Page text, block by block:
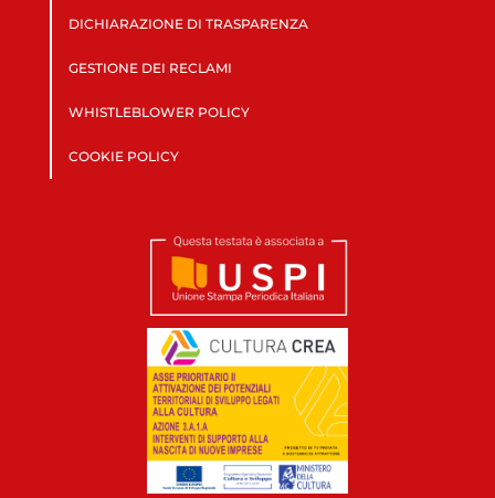
DICHIARAZIONE DI TRASPARENZA
GESTIONE DEI RECLAMI
WHISTLEBLOWER POLICY
COOKIE POLICY